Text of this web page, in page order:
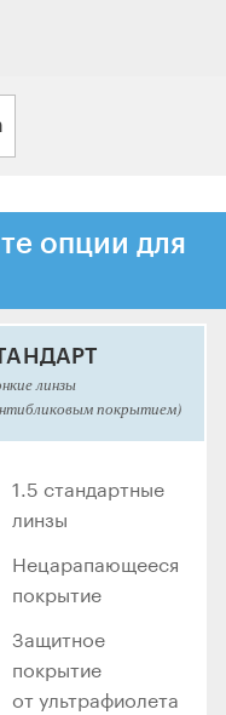
опции для
линзы
покрытием)
1.5 стандартные
линзы
Нецарапающееся
покрытие
Защитное
покрытие
от ультрафиолета